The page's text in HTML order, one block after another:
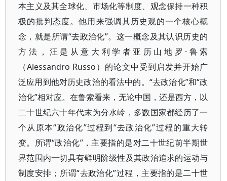
本主义及其全球化、市场化等制度、观念保持一种积
极的批判态度。他用来强调其历史观的一个核心概
念，就是所谓“去政治化”。这一概念及其认识历史的
方法，汪是从意大利学者亚历山地罗·鲁索
（Alessandro Russo）的论文中受到启发并开始广
泛应用到他对历史政治的看法中的。“去政治化”和“政
治化”相对应。在鲁索看来，无论中国，还是西方，以
二十世纪六十年代末为分水岭，多数国家都经历了一
个从原本“政治化”过程到“去政治化”过程的重大转
变。所谓“政治化”，主要指的是对二十世纪前半期世
界范围内一切具有鲜明阶级性及其政治追求的运动与
制度安排；所谓“去政治化”过程，主要指的是二十世